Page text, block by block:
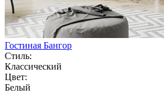
Гостиная Бангор
Стиль:
Классический
Цвет:
Белый